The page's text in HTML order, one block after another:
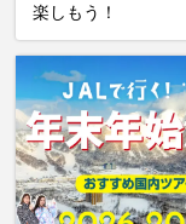
楽しもう！